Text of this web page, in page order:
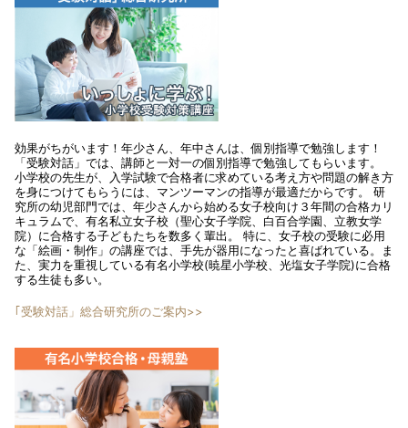
効果がちがいます！年少さん、年中さんは、個別指導で勉強します！
「受験対話」では、講師と一対一の個別指導で勉強してもらいます。
小学校の先生が、入学試験で合格者に求めている考え方や問題の解き方
を身につけてもらうには、マンツーマンの指導が最適だからです。 研
究所の幼児部門では、年少さんから始める女子校向け３年間の合格カリ
キュラムで、有名私立女子校（聖心女子学院、白百合学園、立教女学
院）に合格する子どもたちを数多く輩出。 特に、女子校の受験に必用
な「絵画・制作」の講座では、手先が器用になったと喜ばれている。ま
た、実力を重視している有名小学校(暁星小学校、光塩女子学院)に合格
する生徒も多い。
｢受験対話」総合研究所のご案内>>